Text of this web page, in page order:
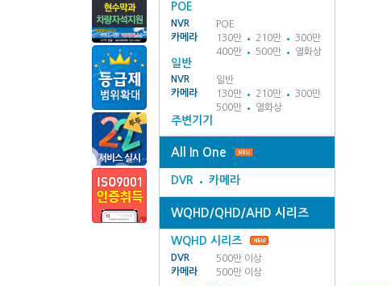
POE
NVR
POE
카메라
130만 210만
300만
400만
500만 열화상
일반
NVR
일반
카메라
130만 210만
300만
500만
열화상
주변기기
All In One
DVR 카메라
WQHD/QHD/AHD 시리즈
WQHD 시리즈
DVR
500만 이상
카메라
500만 이상